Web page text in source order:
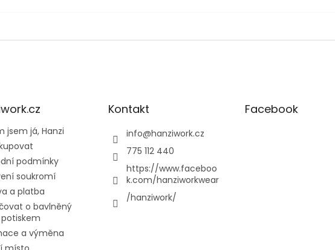
jsem já, Hanzi
podmínky
soukromí
a platba
o bavlněný
a výměna
Kontakt
info@hanziwork.cz
775 112 440
https://www.faceboo
k.com/hanziworkwear
/hanziwork/
Facebook